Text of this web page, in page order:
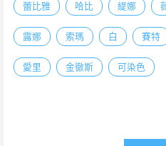
蕾比雅 哈比 緹娜
露娜 索瑪 白 賽特
愛里 金徹斯 可染色